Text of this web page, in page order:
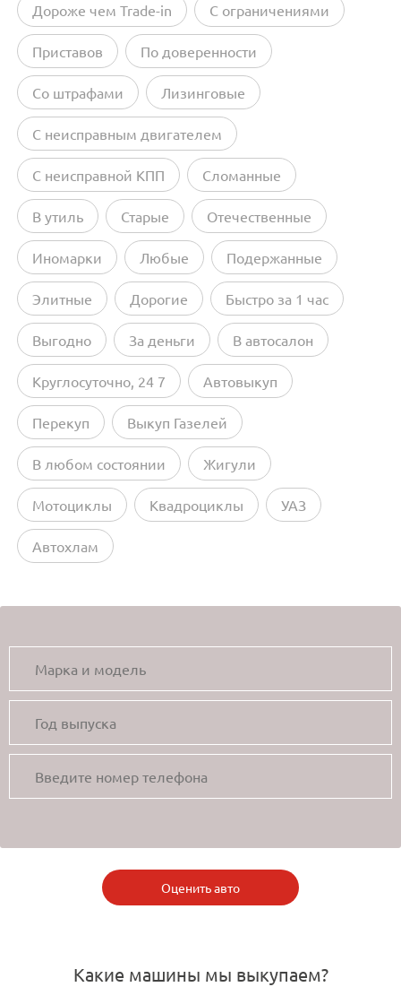
Дороже чем Trade-in С ограничениями
Приставов По доверенности
Со штрафами Лизинговые
С неисправным двигателем
С неисправной КПП Сломанные
В утиль Старые Отечественные
Иномарки Любые Подержанные
Элитные Дорогие Быстро за 1 час
Выгодно За деньги В автосалон
Круглосуточно, 24 7 Автовыкуп
Перекуп Выкуп Газелей
В любом состоянии Жигули
Мотоциклы Квадроциклы УАЗ
Автохлам
Оценить авто
Какие машины мы выкупаем?